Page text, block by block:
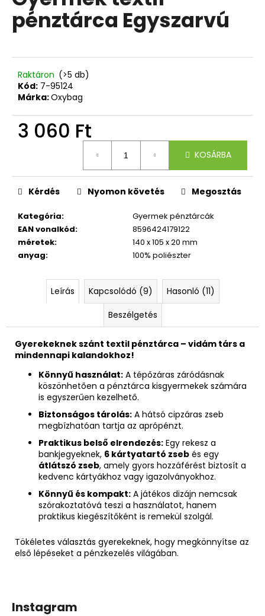
ből
0,0
pénztárca Egyszarvú
Raktáron (>5 db)
Kód: 7-95124
Márka:Oxybag
3 060 Ft
KOSÁRBA
Kategória:
Gyermek pénztárcák
EAN vonalkód:
8596424179122
méretek:
140 x 105 x 20 mm
anyag: 100% poliészter
Kérdés Nyomon követés Megosztás
Leírás Kapcsolódó (9)
Hasonló (11)
Beszélgetés
Gyerekeknek szánt textil pénztárca – vidám társ a
mindennapi kalandokhoz!
Könnyű használat: A tépőzáras záródásnak
köszönhetően a pénztárca kisgyermekek számára
is egyszerűen kezelhető.
Biztonságos tárolás: A hátsó cipzáras zseb
megbízhatóan tartja az aprópénzt.
Praktikus belső elrendezés: Egy rekesz a
bankjegyeknek, 6 kártyatartó zseb és egy
átlátszó zseb, amely gyors hozzáférést biztosít a
kedvenc kártyákhoz vagy igazolványokhoz.
Könnyű és kompakt: A játékos dizájn nemcsak
szórakoztatóvá teszi a használatot, hanem
praktikus kiegészítőként is remekül szolgál.
Tökéletes választás gyerekeknek, hogy megkönnyítse az
első lépéseket a pénzkezelés világában.
A
á
n
u
SZETT
PREMIUM
PILLANGÓ
18
790
Ft
Instagram